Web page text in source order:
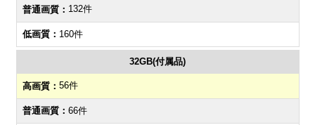
132件
160件
32GB(付属品)
56件
66件